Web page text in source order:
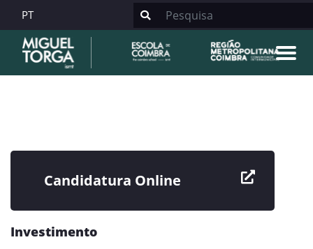
PT
Candidatura Online
Investimento